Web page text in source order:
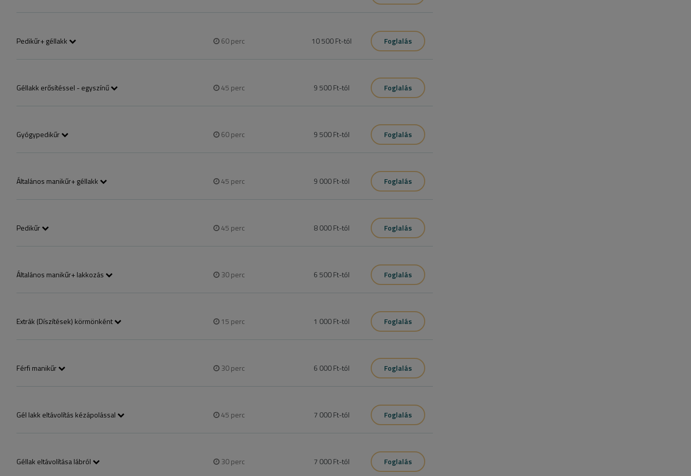
Pedikűr+ géllakk 60perc 10 500 Ft-tól
Foglalás
Géllakk erősítéssel - egyszínű 45 perc 9 500 Ft-tól
Foglalás
Gyógypedikűr
60perc 9 500 Ft-tól
Foglalás
Általános manikűr+ géllakk
45 perc 9 000 Ft-tól
Foglalás
Pedikűr 45 perc 8 000 Ft-tól
Foglalás
Általános manikűr+ lakkozás
30perc 6 500 Ft-tól Foglalás
Extrák (Díszítések) körmönként 15 perc 1 000 Ft-tól
Foglalás
Férfi manikűr 30perc 6 000 Ft-tól Foglalás
Gél lakk eltávolítás kézápolással 45 perc 7 000 Ft-tól
Foglalás
Géllak eltávolítása lábról 30perc 7 000 Ft-tól
Foglalás